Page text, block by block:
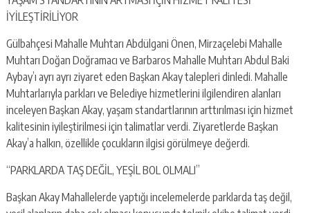
İYİLEŞTİRİLİYOR
Gülbahçesi Mahalle Muhtarı Abdülgani Önen, Mirzaçelebi Mahalle
Muhtarı Doğan Doğramacı ve Barbaros Mahalle Muhtarı Abdul Baki
Aybay’ı ayrı ayrı ziyaret eden Başkan Akay talepleri dinledi. Mahalle
Muhtarlarıyla parkları ve Belediye hizmetlerini ilgilendiren alanları
inceleyen Başkan Akay, yaşam standartlarının arttırılması için hizmet
kalitesinin iyileştirilmesi için talimatlar verdi. Ziyaretlerde Başkan
Akay’a halkın, özellikle çocukların ilgisi görülmeye değerdi.
“PARKLARDA TAŞ DEĞİL, YEŞİL BOL OLMALI”
Başkan Akay Mahallelerde yaptığı incelemelerde parklarda taş değil,